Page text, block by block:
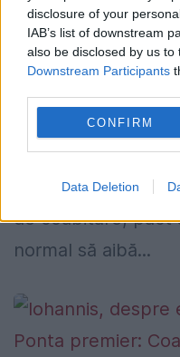
disclosure of your
IAB’s list of downstream
also be disclosed by us to
Downstream Participants
CONFIRM
Data Deletion
Ponta: Nu avem
pact sau
Preşedintele
astăzi, referitor la
Victor Ponta, că
de coabitare, pact
normal să aibă...